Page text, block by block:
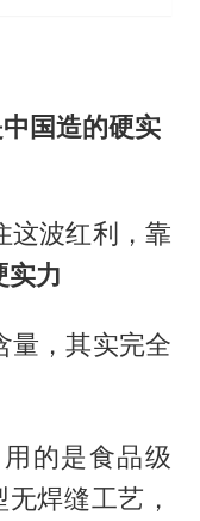
国造的硬实
这波红利，靠
实力
量，其实完全
的是食品级
焊缝工艺，